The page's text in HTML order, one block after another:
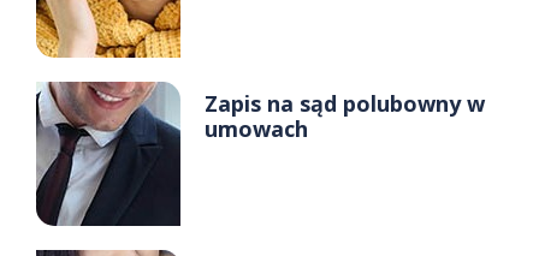
Zapis na sąd polubowny w
umowach